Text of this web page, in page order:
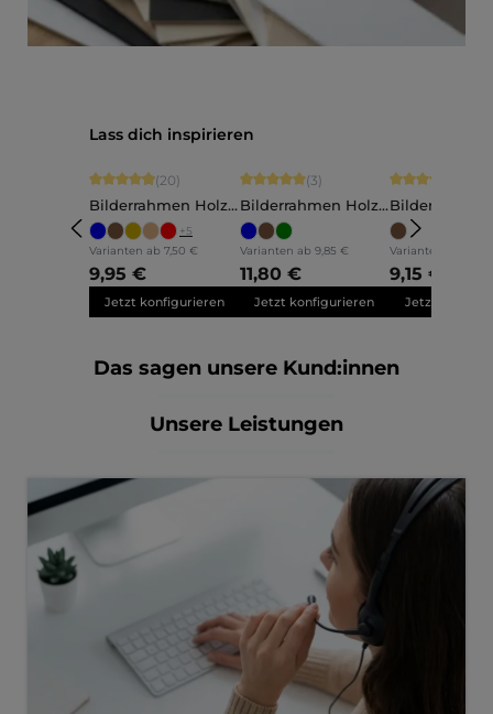
Produktgalerie überspringen
Lass dich inspirieren
Durchschnittliche Bewertung von 4.9 von 5 Sternen
(20)
Bilderrahmen Holz
Ava
+5
Varianten ab 7,50 €
9,95 €
Jetzt konfigurieren
Durchschnittliche Bewertung von 5
(3)
Bilderrahmen Holz
Annelie
Varianten ab 9,85 €
11,80 €
Jetzt konfigurieren
Martha
Varianten ab
9,15 €
Jetzt
Das sagen unsere Kund:innen
Unsere Leistungen